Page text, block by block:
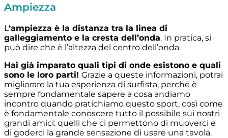
Ampiezza
L ‘ampiezza è la distanza tra la linea di
galleggiamento e la cresta dell’onda. In pratica, si
può dire che è l’altezza del centro dell’onda.
Hai già imparato quali tipi di onde esistono e quali
sono le loro parti! Grazie a queste informazioni, potrai
migliorare la tua esperienza di surfista, perché è
sempre fondamentale sapere a cosa andiamo
incontro quando pratichiamo questo sport, così come
è fondamentale conoscere tutto il possibile sui nostri
grandi amici: quelli che ci permettono di muoverci e
di goderci la grande sensazione di usare una tavola.